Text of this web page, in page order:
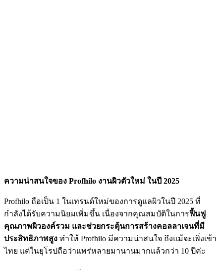
ความน่าสนใจของ Profhilo งานผิวตัวใหม่ ในปี 2025
Profhilo ถือเป็น 1 ในเทรนด์ใหม่ของการดูแลผิวในปี 2025 ที่
กำลังได้รับความนิยมเพิ่มขึ้น เนื่องจากคุณสมบัติในการฟื้นฟู
คุณภาพผิวองค์รวม และช่วยกระตุ้นการสร้างคอลลาเจนที่มี
ประสิทธิภาพสูง ทำให้ Profhilo มีความน่าสนใจ ถึงแม้จะเพิ่งเข้า
ไทย แต่ในยุโรปถือว่าแพร่หลายมานานมากแล้วกว่า 10 ปีค่ะ